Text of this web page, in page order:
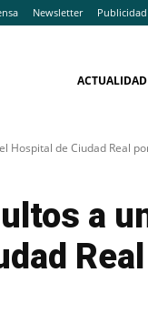
Newsletter Publicidad
ACTUALIDAD
Hospital de Ciudad Real
a